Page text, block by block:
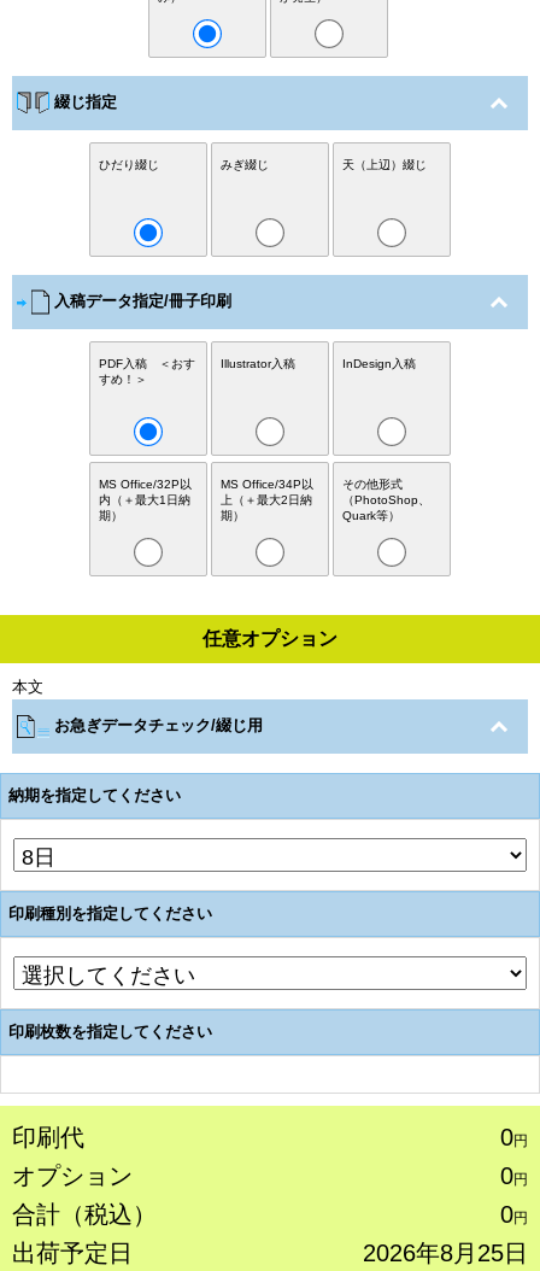
綴じ指定
ひだり綴じ みぎ綴じ 天（上辺）綴じ
入稿データ指定/冊子印刷
PDF入稿 ＜おす
すめ！＞
Illustrator入稿 InDesign入稿
MS Office/32P以
内（＋最大1日納
期）
MS Office/34P以
上（＋最大2日納
期）
その他形式
（PhotoShop、
Quark等）
任意オプション
本文
お急ぎデータチェック/綴じ用
納期を指定してください
印刷種別を指定してください
印刷枚数を指定してください
印刷代 0円
オプション 0円
合計（税込） 0円
出荷予定日 2026年8月25日